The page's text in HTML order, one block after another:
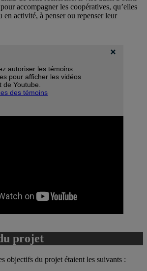
accompagner les coopératives, qu’elles
en activité, à penser ou repenser leur
autoriser les témoins
pour afficher les vidéos
de Youtube.
des témoins
projet
objectifs du projet étaient les suivants :